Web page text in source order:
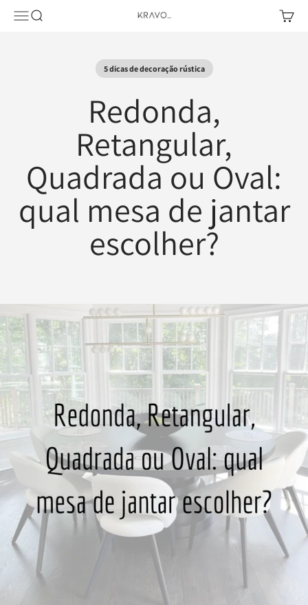
Pular para o conteúdo
Abrir menu de navegação
Abrir pesquisa KRAVO urban design Abrir
5 dicas de decoração rústica
Redonda,
Retangular,
Quadrada ou Oval:
qual mesa de jantar
escolher?